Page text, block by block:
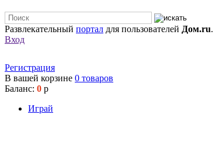
Развлекательный портал для пользователей Дом.ru.
Вход
Регистрация
В вашей корзине 0 товаров
Баланс: 0 р
Играй